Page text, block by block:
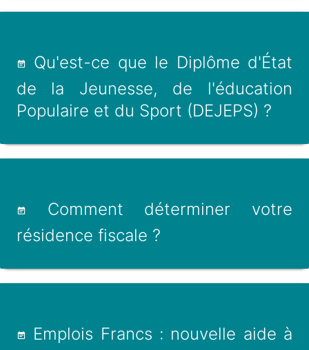
Qu'est-ce que le Diplôme d'État
de la Jeunesse, de l'éducation
Populaire et du Sport (DEJEPS) ?
Comment déterminer votre
résidence fiscale ?
Emplois Francs : nouvelle aide à